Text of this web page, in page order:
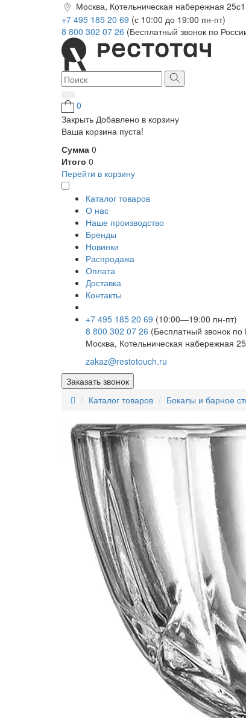
Москва, Котельническая набережная
+7 495 185 20 69 (с 10:00 до 19:00 пн-пт)
8 800 302 07 26 (Бесплатный звонок по
0
Закрыть Добавлено в корзину
Ваша корзина пуста!
Сумма 0
Итого 0
Перейти в корзину
Каталог товаров
О нас
Наше производство
Бренды
Новинки
Распродажа
Оплата
Доставка
Контакты
+7 495 185 20 69 (10:00—19:00 пн-пт)
8 800 302 07 26 (Бесплатный звонок по
Москва, Котельническая набережная
zakaz@restotouch.ru
Заказать звонок
Каталог товаров
Бокалы и барное